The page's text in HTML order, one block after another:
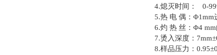
4.熄灭时间： 0-
5.热 电 偶：Φ1mm
6.灼 热 丝：Φ4
7.烫入深度：
8.样品压力：